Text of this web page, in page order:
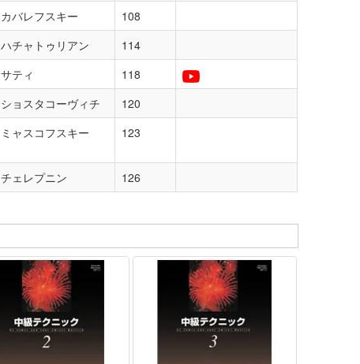
カバレフスキー
108
ハチャトゥリアン
114
サティ
118
ショスタコーヴィチ
120
ミャスコフスキー 123
チェレプニン 126